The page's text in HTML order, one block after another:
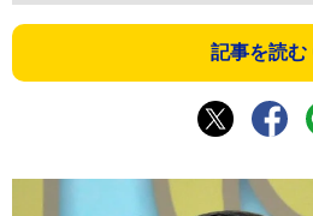
記事を読む